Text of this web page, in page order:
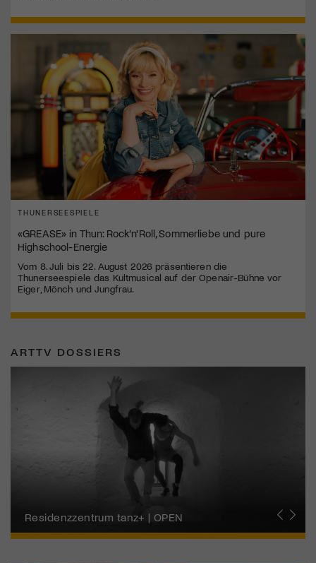
THUNERSEESPIELE
«GREASE» in Thun: Rock’n’Roll, Sommerliebe und pure
Highschool-Energie
Vom 8. Juli bis 22. August 2026 präsentieren die
Thunerseespiele das Kultmusical auf der Openair-Bühne vor
Eiger, Mönch und Jungfrau.
ARTTV DOSSIERS
Migros-Kulturprozent | Tanzfestival Steps
Residenzzentrum tanz+ | OPEN
Tanzszene Schweiz